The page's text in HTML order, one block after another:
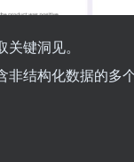
键洞见。
非结构化数据的多